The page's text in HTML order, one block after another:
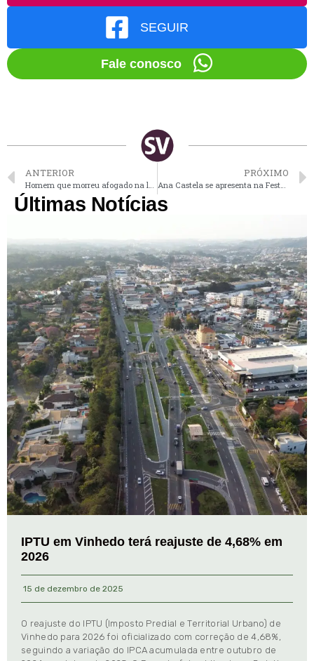
SEGUIR
Fale conosco
ANTERIOR
Homem que morreu afogado na lagoa do Aquário é identificado
PRÓXIMO
Ana Castela se apresenta na Festa do Figo nesta sexta
Últimas Notícias
IPTU em Vinhedo terá reajuste de 4,68% em
2026
15 de dezembro de 2025
O reajuste do IPTU (Imposto Predial e Territorial Urbano) de
Vinhedo para 2026 foi oficializado com correção de 4,68%,
seguindo a variação do IPCA acumulada entre outubro de